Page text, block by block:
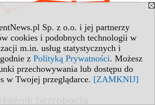
Sp. z o.o. i jej partnerzy
cookies i podobnych technologii w
m.in. usług statystycznych i
z Polityką Prywatności. Możesz
przechowywania lub dostępu do
w Twojej przeglądarce. [ZAMKNIJ]
w II roku w III roku w IV roku w V roku
dla absolwentów z roku 2019 w
trzecim, czwartym i piątym roku po